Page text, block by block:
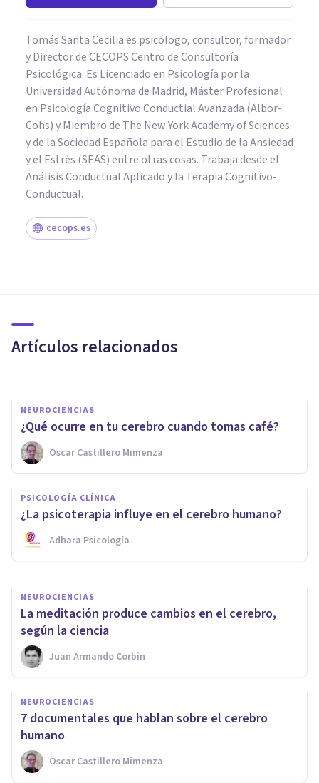
Tomás Santa Cecilia es psicólogo, consultor, formador
y Director de CECOPS Centro de Consultoría
Psicológica. Es Licenciado en Psicología por la
Universidad Autónoma de Madrid, Máster Profesional
en Psicología Cognitivo Conductial Avanzada (Albor-
Cohs) y Miembro de The New York Academy of Sciences
y de la Sociedad Española para el Estudio de la Ansiedad
y el Estrés (SEAS) entre otras cosas. Trabaja desde el
Análisis Conductual Aplicado y la Terapia Cognitivo-
Conductual.
cecops.es
Artículos relacionados
sustancias
NEUROCIENCIAS
​¿Qué ocurre en tu cerebro cuando tomas café?
Oscar Castillero Mimenza
PSICOLOGÍA CLÍNICA
¿La psicoterapia influye en el cerebro humano?
Adhara Psicología
NEUROCIENCIAS
Circuito de anti-recompensa
del cerebro: qué es y cómo
funciona
Nahum Montagud Rubio
NEUROCIENCIAS
La meditación produce cambios en el cerebro,
según la ciencia
Juan Armando Corbin
NEUROCIENCIAS
7 documentales que hablan sobre el cerebro
humano
Oscar Castillero Mimenza